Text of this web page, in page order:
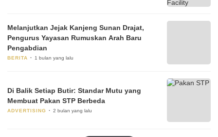
Melanjutkan Jejak Kanjeng Sunan Drajat,
Pengurus Yayasan Rumuskan Arah Baru
Pengabdian
BERITA 1 bulan yang lalu
Di Balik Setiap Butir: Standar Mutu yang
Membuat Pakan STP Berbeda
ADVERTISING 2 bulan yang lalu